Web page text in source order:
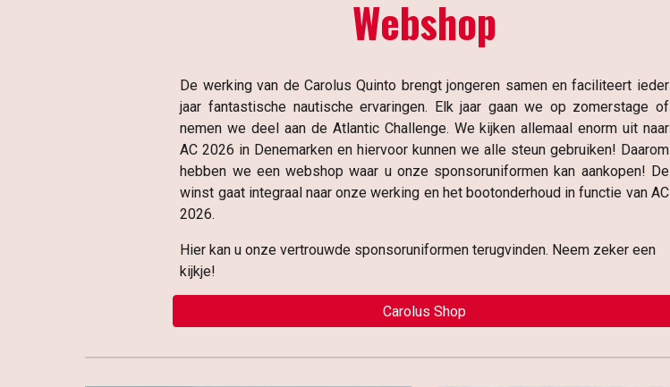
Webshop
De werking van de Carolus Quinto brengt jongeren samen en faciliteert ieder
jaar fantastische nautische ervaringen. Elk jaar gaan we op zomerstage of
nemen we deel aan de Atlantic Challenge. We kijken allemaal enorm uit naar
AC 2026 in Denemarkenen hiervoor kunnen we alle steun gebruiken! Daarom
hebben we een webshop waar u onze sponsoruniformen kan aankopen! De
winst gaat integraal naar onze werking en het bootonderhoud in functie van AC
2026.
Hier kan u onze vertrouwde sponsoruniformen terugvinden. Neem zeker een
kijkje!
Carolus Shop